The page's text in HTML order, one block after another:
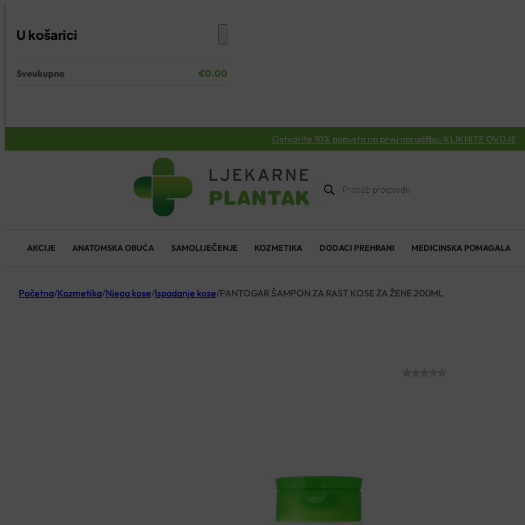
U košarici
Nema proizvoda u košarici.
Sveukupno €0.00
Ostvarite 10% popusta na prvu narudžbu. KLIKNITE OVDJE
Products
search
AKCIJE ANATOMSKA OBUĆA SAMOLIJEČENJE KOZMETIKA DODACI PREHRANI MEDICINSKA POMAGALA
Početna/Kozmetika/Njega kose/Ispadanje kose/PANTOGAR ŠAMPON ZA RAST KOSE ZA ŽENE 200ML